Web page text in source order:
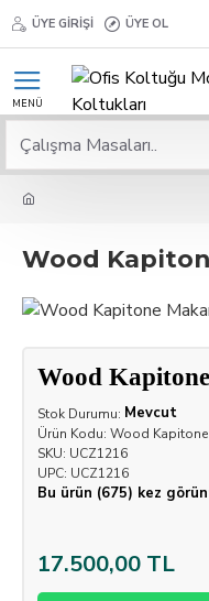
ÜYE GIRIŞI ÜYE OL
Wood
Wood
Stok Durumu: Mevcut
Ürün Kodu: Wood
SKU: UCZ1216
UPC: UCZ1216
Bu ürün (675) kez
17.500,00 TL